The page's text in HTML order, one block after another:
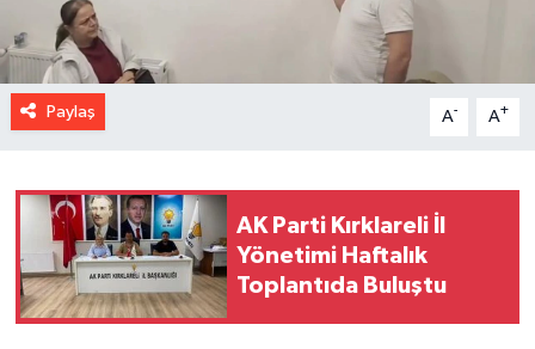
Paylaş A- A+
AK Parti Kırklareli İl
Yönetimi Haftalık
Toplantıda Buluştu